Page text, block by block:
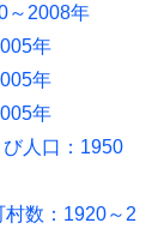
～2008年
年
年
年
人口：1950
数：1920～2